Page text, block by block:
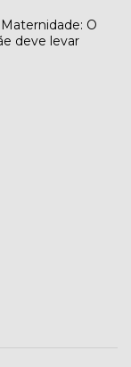
O
deve levar